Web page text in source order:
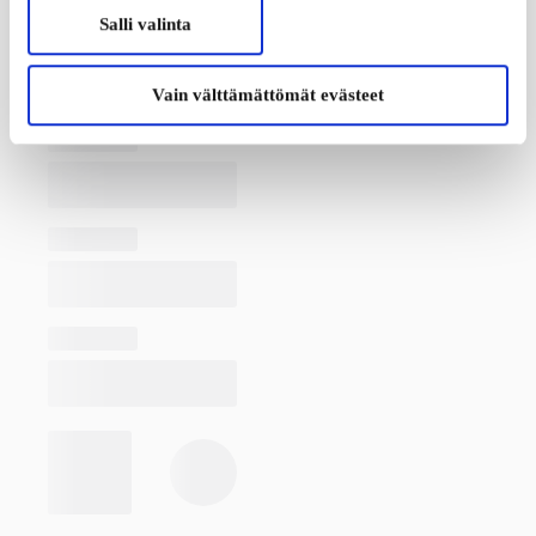
Salli valinta
Vain välttämättömät evästeet